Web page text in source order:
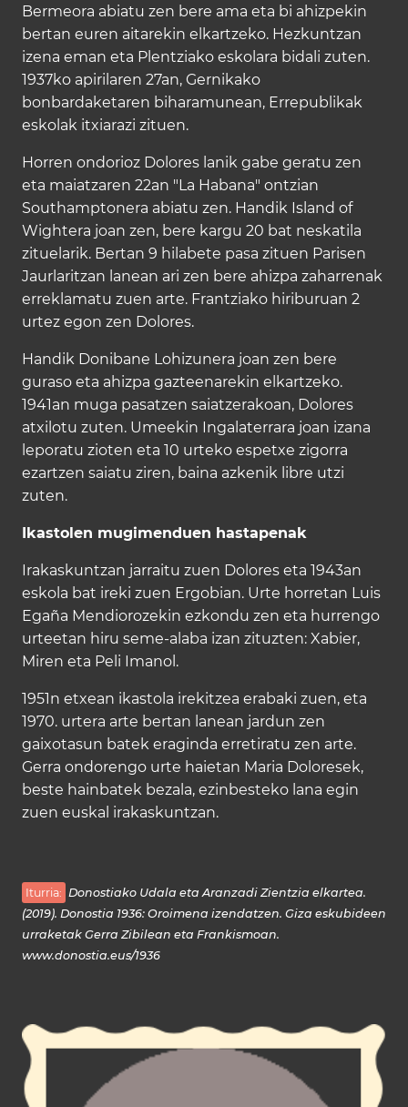
Bermeora abiatu zen bere ama eta bi ahizpekin
bertan euren aitarekin elkartzeko. Hezkuntzan
izena eman eta Plentziako eskolara bidali zuten.
1937ko apirilaren 27an, Gernikako
bonbardaketaren biharamunean, Errepublikak
eskolak itxiarazi zituen.
Horren ondorioz Dolores lanik gabe geratu zen
eta maiatzaren 22an "La Habana" ontzian
Southamptonera abiatu zen. Handik Island of
Wightera joan zen, bere kargu 20 bat neskatila
zituelarik. Bertan 9 hilabete pasa zituen Parisen
Jaurlaritzan lanean ari zen bere ahizpa zaharrenak
erreklamatu zuen arte. Frantziako hiriburuan 2
urtez egon zen Dolores.
Handik Donibane Lohizunera joan zen bere
guraso eta ahizpa gazteenarekin elkartzeko.
1941an muga pasatzen saiatzerakoan, Dolores
atxilotu zuten. Umeekin Ingalaterrara joan izana
leporatu zioten eta 10 urteko espetxe zigorra
ezartzen saiatu ziren, baina azkenik libre utzi
zuten.
Ikastolen mugimenduen hastapenak
Irakaskuntzan jarraitu zuen Dolores eta 1943an
eskola bat ireki zuen Ergobian. Urte horretan Luis
Egaña Mendiorozekin ezkondu zen eta hurrengo
urteetan hiru seme-alaba izan zituzten: Xabier,
Miren eta Peli Imanol.
1951n etxean ikastola irekitzea erabaki zuen, eta
1970. urtera arte bertan lanean jardun zen
gaixotasun batek eraginda erretiratu zen arte.
Gerra ondorengo urte haietan Maria Doloresek,
beste hainbatek bezala, ezinbesteko lana egin
zuen euskal irakaskuntzan.
Iturria: Donostiako Udala eta Aranzadi Zientzia elkartea.
(2019). Donostia 1936: Oroimena izendatzen. Giza eskubideen
urraketak Gerra Zibilean eta Frankismoan.
www.donostia.eus/1936